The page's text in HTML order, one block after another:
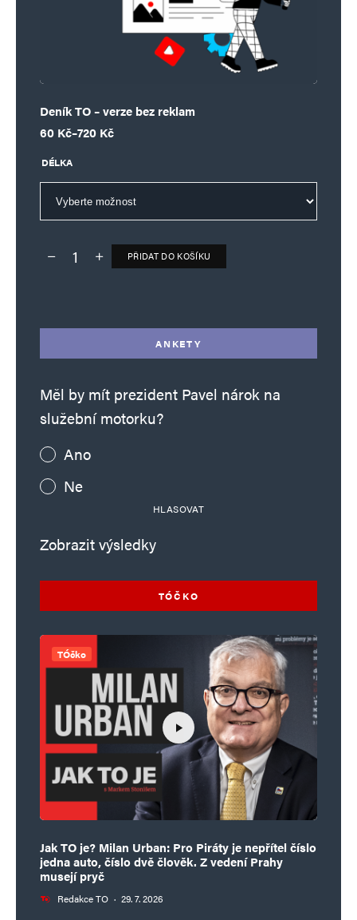
Deník TO – verze bez reklam
60 Kč–720 Kč
Rozpětí cen: 60 Kč až 720 Kč
DÉLKA
Deník TO – verze bez reklam množství
PŘIDAT DO KOŠÍKU
ANKETY
Měl by mít prezident Pavel nárok na
služební motorku?
Ano
Ne
HLASOVAT
Zobrazit výsledky
TÓČKO
TÓčko
Jak TO je? Milan Urban: Pro Piráty je nepřítel číslo
jedna auto, číslo dvě člověk. Z vedení Prahy
musejí pryč
Redakce TO · 29. 7. 2026